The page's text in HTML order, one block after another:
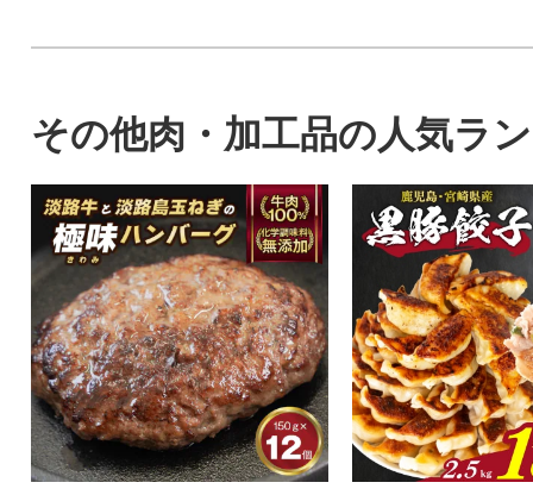
その他肉・加工品の人気ラ